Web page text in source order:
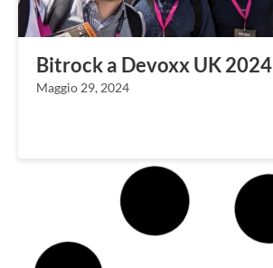
Bitrock a Devoxx UK 2024
Maggio 29, 2024